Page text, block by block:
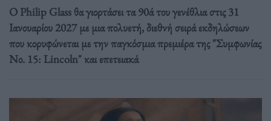
Ο Philip Glass θα γιορτάσει τα 90ά του γενέθλια στις 31
Ιανουαρίου 2027 με μια πολυετή, διεθνή σειρά εκδηλώσεων
που κορυφώνεται με την παγκόσμια πρεμιέρα της "Συμφωνίας
Νο. 15: Lincoln" και επετειακά